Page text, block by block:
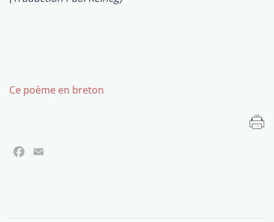
Ce poème en breton
Facebook